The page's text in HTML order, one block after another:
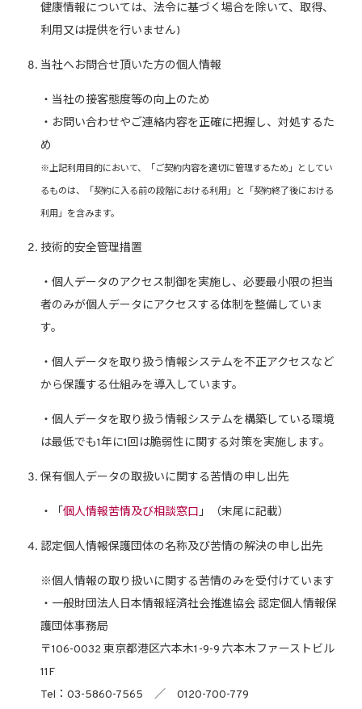
健康情報については、法令に基づく場合を除いて、取得、
利用又は提供を行いません)
当社へお問合せ頂いた方の個人情報
・当社の接客態度等の向上のため
・お問い合わせやご連絡内容を正確に把握し、対処するた
め
※上記利用目的において、「ご契約内容を適切に管理するため」としてい
るものは、「契約に入る前の段階における利用」と「契約終了後における
利用」を含みます。
技術的安全管理措置
・個人データのアクセス制御を実施し、必要最小限の担当
者のみが個人データにアクセスする体制を整備していま
す。
・個人データを取り扱う情報システムを不正アクセスなど
から保護する仕組みを導入しています。
・個人データを取り扱う情報システムを構築している環境
は最低でも1年に1回は脆弱性に関する対策を実施します。
保有個人データの取扱いに関する苦情の申し出先
・「 個人情報苦情及び相談窓口」（末尾に記載）
認定個人情報保護団体の名称及び苦情の解決の申し出先
※個人情報の取り扱いに関する苦情のみを受付けています
・一般財団法人日本情報経済社会推進協会 認定個人情報保
護団体事務局
〒106-0032 東京都港区六本木1-9-9 六本木ファーストビル
11F
Tel：03-5860-7565 ／ 0120-700-779